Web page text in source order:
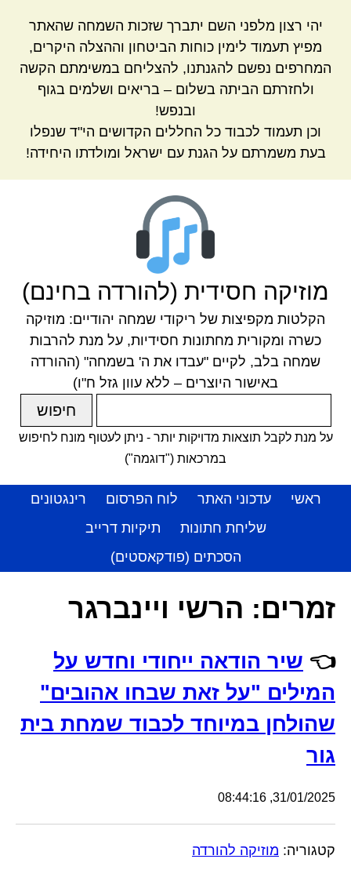
יהי רצון מלפני השם יתברך שזכות השמחה שהאתר
מפיץ תעמוד לימין כוחות הביטחון וההצלה היקרים,
המחרפים נפשם להגנתנו, להצליחם במשימתם הקשה
ולחזרתם הביתה בשלום – בריאים ושלמים בגוף
ובנפש!
וכן תעמוד לכבוד כל החללים הקדושים הי"ד שנפלו
בעת משמרתם על הגנת עם ישראל ומולדתו היחידה!
מוזיקה חסידית (להורדה בחינם)
הקלטות מקפיצות של ריקודי שמחה יהודיים: מוזיקה
כשרה ומקורית מחתונות חסידיות, על מנת להרבות
שמחה בלב, לקיים "עבדו את ה' בשמחה" (ההורדה
באישור היוצרים – ללא עוון גזל ח"ו)
על מנת לקבל תוצאות מדויקות יותר - ניתן לעטוף מונח לחיפוש
במרכאות ("דוגמה")
ראשי עדכוני האתר לוח הפרסום
רינגטונים
שליחת חתונות
תיקיות דרייב
הסכתים (פודקאסטים)
זמרים: הרשי ויינברגר
👈 שיר הודאה ייחודי וחדש על
המילים "על זאת שבחו אהובים"
שהולחן במיוחד לכבוד שמחת בית
גור
31/01/2025, 08:44:16
קטגוריה: מוזיקה להורדה